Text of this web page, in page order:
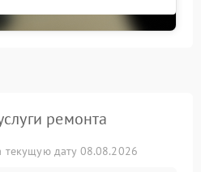
ремонта
текущую дату 08.08.2026